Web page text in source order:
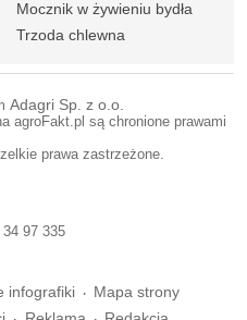
Mocznik w żywieniu bydła
Trzoda chlewna
Adagri Sp. z o.o.
agroFakt.pl są chronione prawami
prawa zastrzeżone.
34 97 335
infografiki
Mapa strony